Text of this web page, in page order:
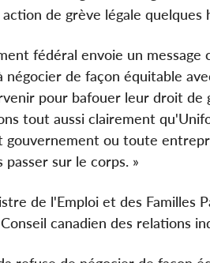
de grève légale quelques
fédéral envoie un
de façon équitable
pour bafouer leur droit de
tout aussi clairement
ou toute
sur le corps. »
de l'Emploi et des Familles
canadien des relations